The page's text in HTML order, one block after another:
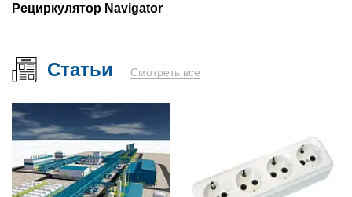
Рециркулятор Navigator
Статьи Смотреть все